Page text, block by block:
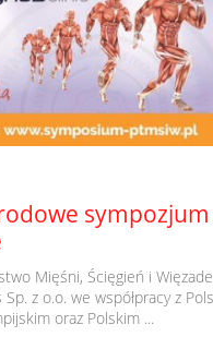
sympozjum
Mięśni, Ścięgień i
z o.o. we współpracy z
oraz Polskim ...